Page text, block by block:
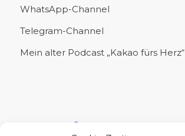
WhatsApp-Channel
Telegram-Channel
Mein alter Podcast „Kakao fürs Herz“